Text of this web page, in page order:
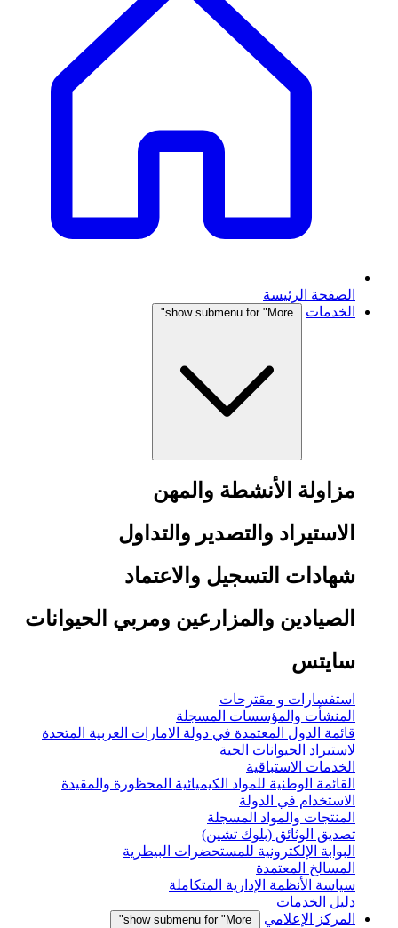
الصفحة الرئيسة
الخدمات
show submenu for "More"
مزاولة الأنشطة والمهن
الاستيراد والتصدير والتداول
شهادات التسجيل والاعتماد
الصيادين والمزارعين ومربي الحيوانات
سايتس
استفسارات و مقترحات
المنشأت والمؤسسات المسجلة
قائمة الدول المعتمدة في دولة الامارات العربية المتحدة
لاستيراد الحيوانات الحية
الخدمات الاستباقية
القائمة الوطنية للمواد الكيميائية المحظورة والمقيدة
الاستخدام في الدولة
المنتجات والمواد المسجلة
تصديق الوثائق (بلوك تشين)
البوابة الإلكترونية للمستحضرات البيطرية
المسالخ المعتمدة
سياسة الأنظمة الإدارية المتكاملة
دليل الخدمات
المركز الإعلامي
show submenu for "More"